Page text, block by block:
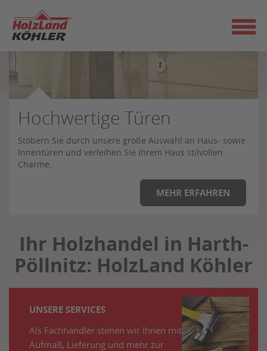
Seiteninhalt
springen
Böden in Bestform
Hochwertige Türen
Stöbern Sie durch unsere große Auswahl an Haus- sowie
Innentüren und verleihen Sie Ihrem Haus stilvollen
Charme.
MEHR ERFAHREN
Starke Paneele-Auswahl
Bauen mit Holz
Ihr Holzhandel in Harth-
Pöllnitz: HolzLand Köhler
UNSERE SERVICES
Als Fachhändler stehen wir Ihnen mit
Aufmaß, Lieferung und mehr zur